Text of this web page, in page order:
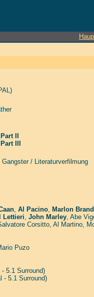
II
III
/ Literaturverfilmung
, Al Pacino, Marlon
Lettieri, John Marley, Abe
Corsitto, Al Martino,
Puzo
5.1 Surround)
5.1 Surround)